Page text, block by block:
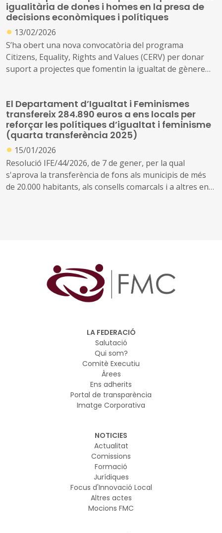
executar polítiques de promoció de la igualtat i el
feminisme.
igualitària de dones i homes en la presa de
decisions econòmiques i polítiques
● 13/02/2026
S’ha obert una nova convocatòria del programa
Citizens, Equality, Rights and Values (CERV) per donar
suport a projectes que fomentin la igualtat de gènere
GE-EQUAL-PART-REP).
El Departament d’Igualtat i Feminismes
transfereix 284.890 euros a ens locals per
reforçar les polítiques d’igualtat i feminisme
(quarta transferència 2025)
● 15/01/2026
Resolució IFE/44/2026, de 7 de gener, per la qual
s'aprova la transferència de fons als municipis de més
de 20.000 habitants, als consells comarcals i a altres ens
LA FEDERACIÓ
Salutació
Qui som?
Comitè Executiu
Àrees
Ens adherits
Portal de transparència
Imatge Corporativa
NOTICIES
Actualitat
Comissions
Formació
Jurídiques
Focus d'Innovació Local
Altres actes
Mocions FMC